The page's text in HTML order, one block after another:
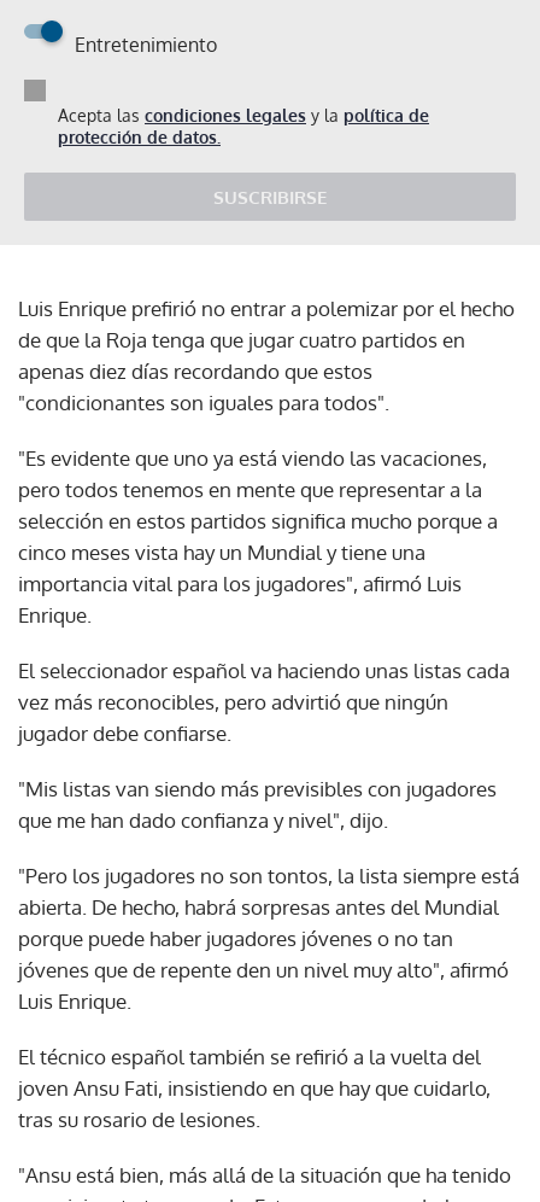
Entretenimiento
Acepta las condiciones legales y la política de
protección de datos.
SUSCRIBIRSE
Luis Enrique prefirió no entrar a polemizar por el hecho
de que la Roja tenga que jugar cuatro partidos en
apenas diez días recordando que estos
"condicionantes son iguales para todos".
"Es evidente que uno ya está viendo las vacaciones,
pero todos tenemos en mente que representar a la
selección en estos partidos significa mucho porque a
cinco meses vista hay un Mundial y tiene una
importancia vital para los jugadores", afirmó Luis
Enrique.
El seleccionador español va haciendo unas listas cada
vez más reconocibles, pero advirtió que ningún
jugador debe confiarse.
"Mis listas van siendo más previsibles con jugadores
que me han dado confianza y nivel", dijo.
"Pero los jugadores no son tontos, la lista siempre está
abierta. De hecho, habrá sorpresas antes del Mundial
porque puede haber jugadores jóvenes o no tan
jóvenes que de repente den un nivel muy alto", afirmó
Luis Enrique.
El técnico español también se refirió a la vuelta del
joven Ansu Fati, insistiendo en que hay que cuidarlo,
tras su rosario de lesiones.
"Ansu está bien, más allá de la situación que ha tenido